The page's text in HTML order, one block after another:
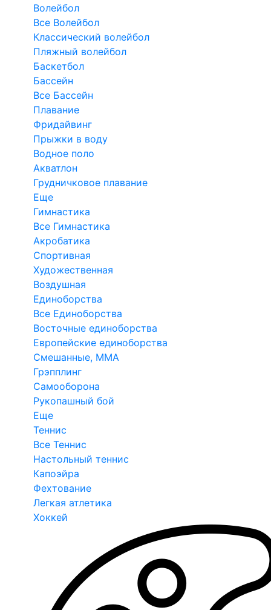
Волейбол
Все Волейбол
Классический волейбол
Пляжный волейбол
Баскетбол
Бассейн
Все Бассейн
Плавание
Фридайвинг
Прыжки в воду
Водное поло
Акватлон
Грудничковое плавание
Еще
Гимнастика
Все Гимнастика
Акробатика
Спортивная
Художественная
Воздушная
Единоборства
Все Единоборства
Восточные единоборства
Европейские единоборства
Смешанные, ММА
Грэпплинг
Самооборона
Рукопашный бой
Еще
Теннис
Все Теннис
Настольный теннис
Капоэйра
Фехтование
Легкая атлетика
Хоккей